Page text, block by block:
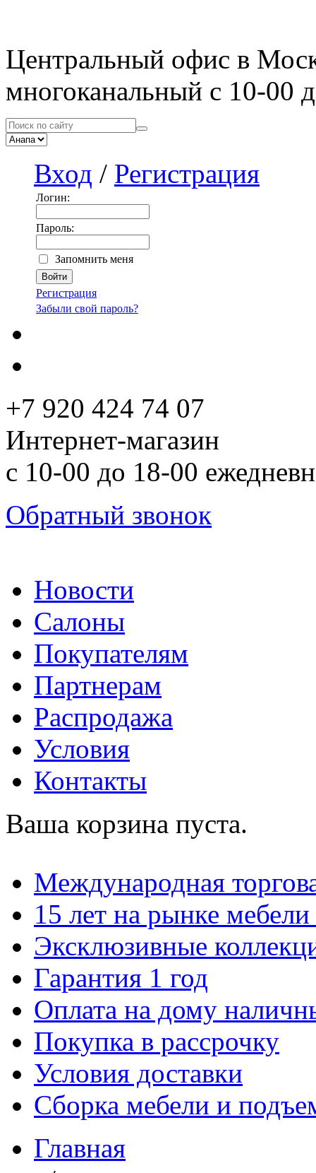
Центральный офис в
многоканальный с 10-00
Вход / Регистрация
Логин:
Пароль:
Запомнить меня
Регистрация
Забыли свой пароль?
+7 920 424 74 07
Интернет-магазин
с 10-00 до 18-00
Обратный звонок
Новости
Салоны
Покупателям
Партнерам
Распродажа
Условия
Контакты
Ваша корзина пуста.
Международная
15 лет на рынке
Эксклюзивные
Гарантия 1 год
Оплата на дому
Покупка в рассрочку
Условия доставки
Сборка мебели и
Главная